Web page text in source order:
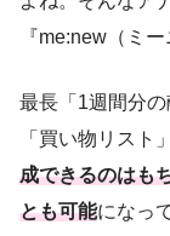
『me:new（ミ
最長「1週間分
「買い物リスト
成できるのはも
とも可能になっ